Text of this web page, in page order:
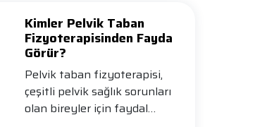
Kimler Pelvik Taban
Fizyoterapisinden Fayda
Görür?
Pelvik taban fizyoterapisi,
çeşitli pelvik sağlık sorunları
olan bireyler için faydal…